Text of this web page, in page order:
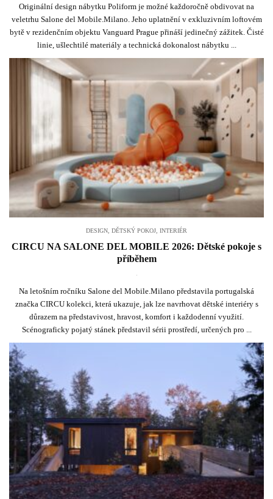
Originální design nábytku Poliform je možné každoročně obdivovat na
veletrhu Salone del Mobile.Milano. Jeho uplatnění v exkluzivním loftovém
bytě v rezidenčním objektu Vanguard Prague přináší jedinečný zážitek. Čisté
linie, ušlechtilé materiály a technická dokonalost nábytku ...
DESIGN DĚTSKÝ POKOJ INTERIÉR
CIRCU NA SALONE DEL MOBILE 2026: Dětské pokoje s
příběhem
Na letošním ročníku Salone del Mobile.Milano představila portugalská
značka CIRCU kolekci, která ukazuje, jak lze navrhovat dětské interiéry s
důrazem na představivost, hravost, komfort i každodenní využití.
Scénograficky pojatý stánek představil sérii prostředí, určených pro ...